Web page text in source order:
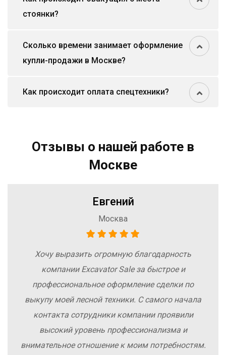
стоянки?
Сколько времени занимает оформление
купли-продажи в Москве?
Как происходит оплата спецтехники?
Отзывы о нашей работе в
Москве
Евгений
Москва
Хочу выразить огромную благодарность
компании Excavator Sale за быстрое и
профессиональное оформление сделки по
выкупу моей лесной техники. С самого начала
контакта сотрудники компании проявили
высокий уровень профессионализма и
внимательное отношение к моим потребностям.